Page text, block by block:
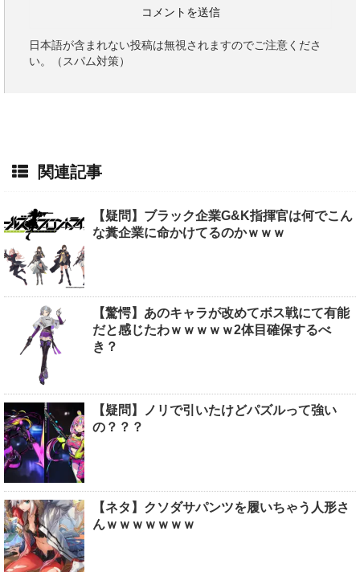
日本語が含まれない投稿は無視されますのでご注意くださ
い。（スパム対策）
関連記事
【疑問】ブラック企業G&K指揮官は何でこん
な糞企業に命かけてるのかｗｗｗ
【驚愕】あのキャラが改めてボス戦にて有能
だと感じたわｗｗｗｗｗ2体目確保するべ
き？
【疑問】ノリで引いたけどパズルって強い
の？？？
【ネタ】クソダサパンツを履いちゃう人形さ
んｗｗｗｗｗｗｗ